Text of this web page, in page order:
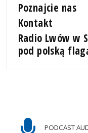
Poznajcie nas
Kontakt
Radio Lwów w
pod polską
PODCAST